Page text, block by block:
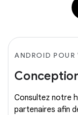
ANDROID POUR
Consultez notre
partenaires afin